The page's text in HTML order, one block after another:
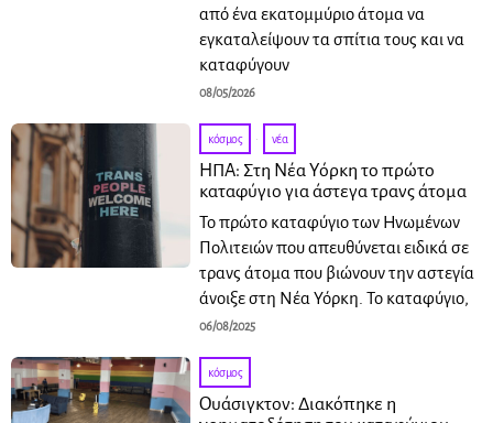
από ένα εκατομμύριο άτομα να
εγκαταλείψουν τα σπίτια τους και να
καταφύγουν
08/05/2026
κόσμος · νέα
ΗΠΑ: Στη Νέα Υόρκη το πρώτο
καταφύγιο για άστεγα τρανς άτομα
Το πρώτο καταφύγιο των Ηνωμένων
Πολιτειών που απευθύνεται ειδικά σε
τρανς άτομα που βιώνουν την αστεγία
άνοιξε στη Νέα Υόρκη. Το καταφύγιο,
06/08/2025
κόσμος
Ουάσιγκτον: Διακόπηκε η